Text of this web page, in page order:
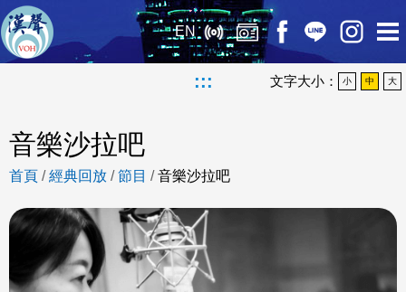
EN
::: 文字大小： 小 中 大
音樂沙拉吧
首頁 /經典回放 /節目 /音樂沙拉吧